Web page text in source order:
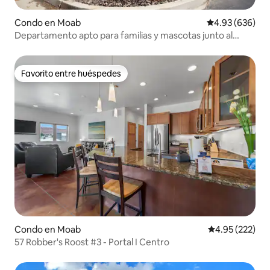
Condo en Moab Calificación
4.93 (636)
Departamento apto para familias y mascotas junto al
Favorito entre huéspedes
Favorito entre huéspedes
Condo en Moab Calificación
4.95 (222)
57 Robber's Roost #3 - Portal I Centro